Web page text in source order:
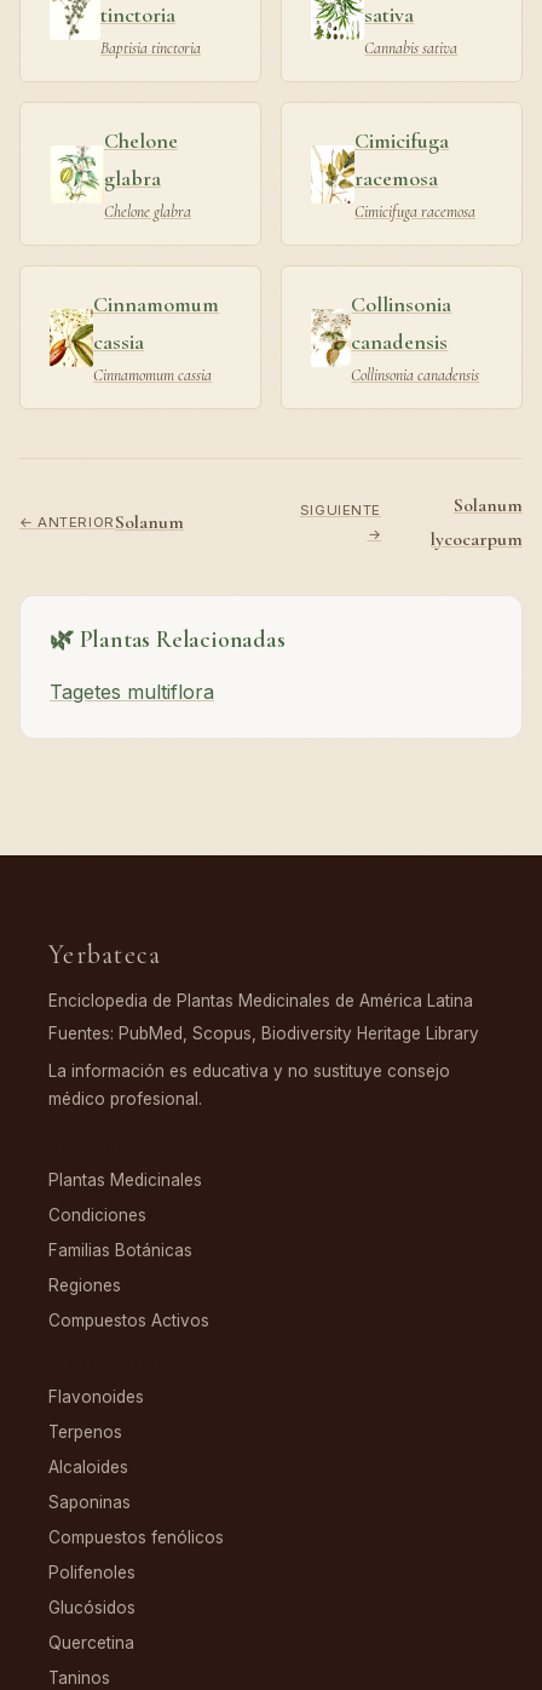
tinctoria
Baptisia tinctoria
sativa
Cannabis sativa
Chelone
glabra
Chelone glabra
Cimicifuga
racemosa
Cimicifuga racemosa
Cinnamomum
cassia
Cinnamomum cassia
Collinsonia
canadensis
Collinsonia canadensis
← ANTERIORSolanum
SIGUIENTE
→
Solanum
lycocarpum
🌿 Plantas Relacionadas
Tagetes multiflora
Yerbateca
Enciclopedia de Plantas Medicinales de América Latina
Fuentes: PubMed, Scopus, Biodiversity Heritage Library
La información es educativa y no sustituye consejo
médico profesional.
Plantas Medicinales
Condiciones
Familias Botánicas
Regiones
Compuestos Activos
Flavonoides
Terpenos
Alcaloides
Saponinas
Compuestos fenólicos
Polifenoles
Glucósidos
Quercetina
Taninos